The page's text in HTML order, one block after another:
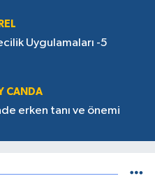
Uygulamaları -5
CANDA
erken tanı ve önemi